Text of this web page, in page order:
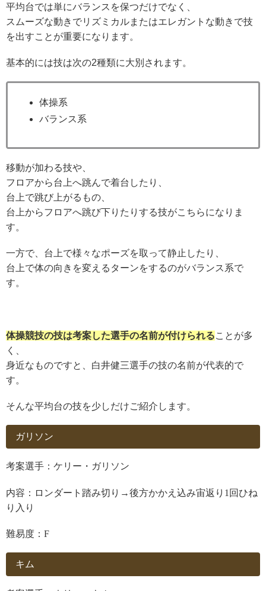
平均台では単にバランスを保つだけでなく、
スムーズな動きでリズミカルまたはエレガントな動きで技
を出すことが重要になります。
基本的には技は次の2種類に大別されます。
体操系
バランス系
移動が加わる技や、
フロアから台上へ跳んで着台したり、
台上で跳び上がるもの、
台上からフロアへ跳び下りたりする技がこちらになりま
す。
一方で、台上で様々なポーズを取って静止したり、
台上で体の向きを変えるターンをするのがバランス系で
す。
体操競技の技は考案した選手の名前が付けられることが多
く、
身近なものですと、白井健三選手の技の名前が代表的で
す。
そんな平均台の技を少しだけご紹介します。
ガリソン
考案選手：ケリー・ガリソン
内容：ロンダート踏み切り→後方かかえ込み宙返り 1 回ひね
り入り
難易度： F
キム